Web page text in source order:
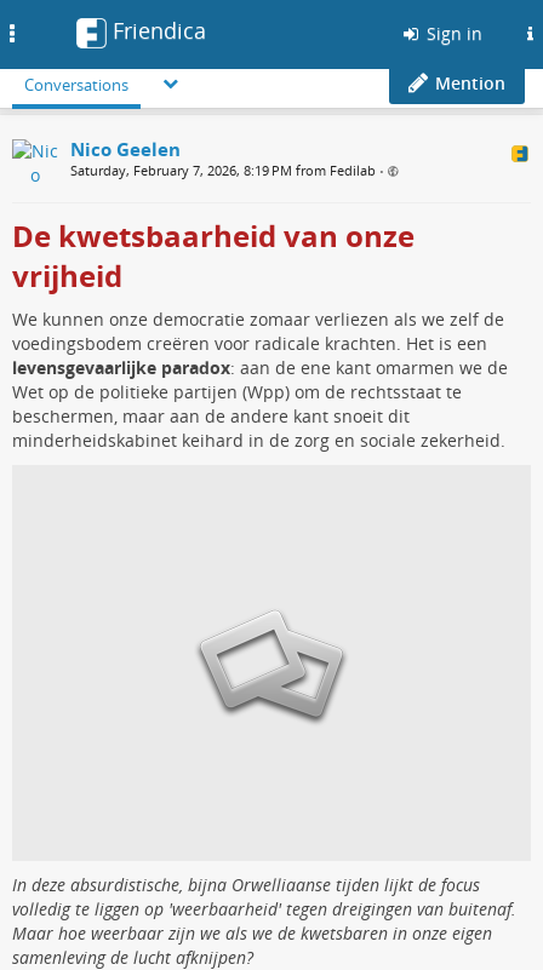
Friendica Sign in
Conversations Mention
Nico Geelen
Saturday, February 7, 2026, 8:19 PM from Fedilab •
De kwetsbaarheid van onze
vrijheid
We kunnen onze democratie zomaar verliezen als we zelf de
voedingsbodem creëren voor radicale krachten. Het is een
levensgevaarlijke paradox: aan de ene kant omarmen we de
Wet op de politieke partijen (Wpp) om de rechtsstaat te
beschermen, maar aan de andere kant snoeit dit
minderheidskabinet keihard in de zorg en sociale zekerheid.
In deze absurdistische, bijna Orwelliaanse tijden lijkt de focus
volledig te liggen op 'weerbaarheid' tegen dreigingen van buitenaf.
Maar hoe weerbaar zijn we als we de kwetsbaren in onze eigen
samenleving de lucht afknijpen?